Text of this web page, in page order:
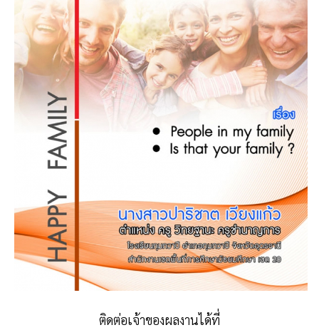
ติดต่อเจ้าของผลงานได้ที่